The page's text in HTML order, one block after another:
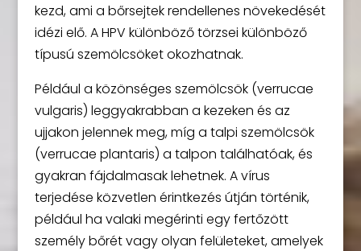
kezd, ami a bőrsejtek rendellenes növekedését
idézi elő. A HPV különböző törzsei különböző
típusú szemölcsöket okozhatnak.
Például a közönséges szemölcsök (verrucae
vulgaris) leggyakrabban a kezeken és az
ujjakon jelennek meg, míg a talpi szemölcsök
(verrucae plantaris) a talpon találhatóak, és
gyakran fájdalmasak lehetnek. A vírus
terjedése közvetlen érintkezés útján történik,
például ha valaki megérinti egy fertőzött
személy bőrét vagy olyan felületeket, amelyek